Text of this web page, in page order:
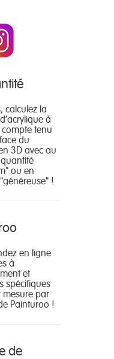
calculez la
à
tenu
du
3D avec au
ou en
!
en ligne
à
et
spécifiques
mesure par
Painturoo !
de